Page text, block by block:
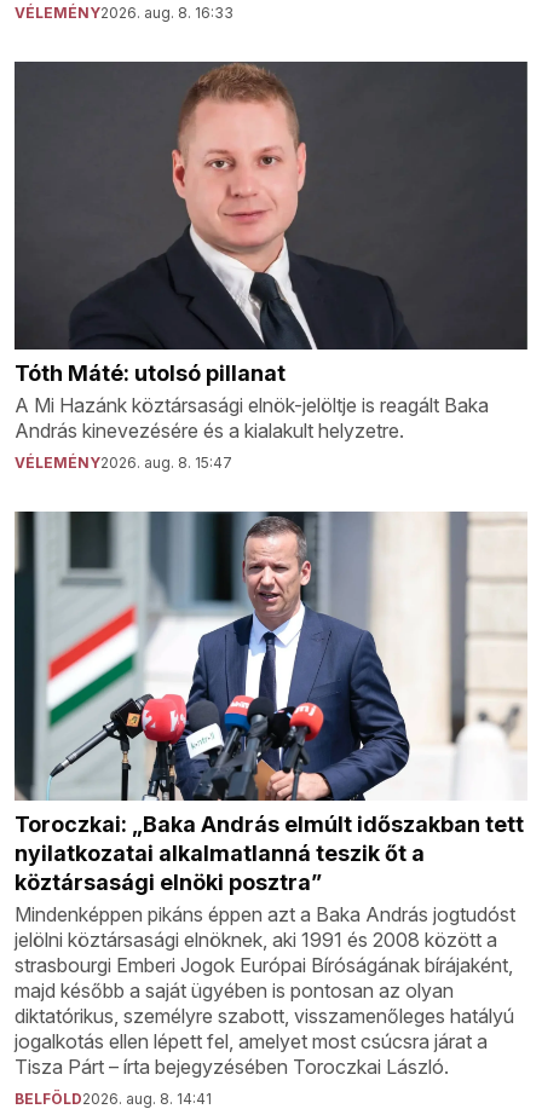
VÉLEMÉNY2026. aug. 8. 16:33
Tóth Máté: utolsó pillanat
A Mi Hazánk köztársasági elnök-jelöltje is reagált Baka
András kinevezésére és a kialakult helyzetre.
VÉLEMÉNY2026. aug. 8. 15:47
Toroczkai: „Baka András elmúlt időszakban tett
nyilatkozatai alkalmatlanná teszik őt a
köztársasági elnöki posztra”
Mindenképpen pikáns éppen azt a Baka András jogtudóst
jelölni köztársasági elnöknek, aki 1991 és 2008 között a
strasbourgi Emberi Jogok Európai Bíróságának bírájaként,
majd később a saját ügyében is pontosan az olyan
diktatórikus, személyre szabott, visszamenőleges hatályú
jogalkotás ellen lépett fel, amelyet most csúcsra járat a
Tisza Párt – írta bejegyzésében Toroczkai László.
BELFÖLD2026. aug. 8. 14:41